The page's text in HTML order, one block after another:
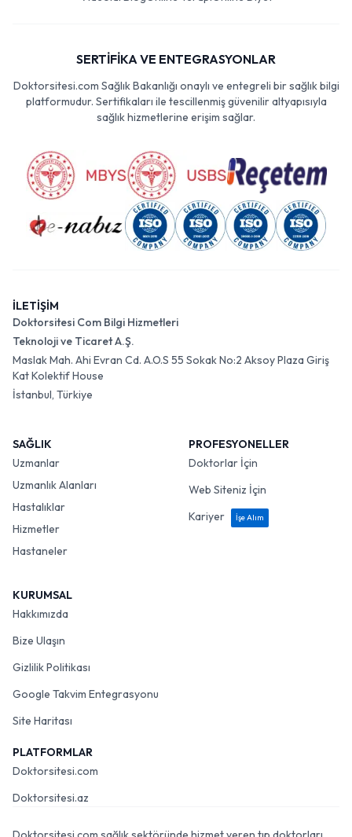
SERTİFİKA VE ENTEGRASYONLAR
Doktorsitesi.com Sağlık Bakanlığı onaylı ve entegreli bir sağlık bilgi
platformudur. Sertifikaları ile tescillenmiş güvenilir altyapısıyla
sağlık hizmetlerine erişim sağlar.
İLETİŞİM
Doktorsitesi Com Bilgi Hizmetleri
Teknoloji ve Ticaret A.Ş.
Maslak Mah. Ahi Evran Cd. A.O.S 55 Sokak No:2 Aksoy Plaza Giriş
Kat Kolektif House
İstanbul, Türkiye
SAĞLIK
Uzmanlar
Uzmanlık Alanları
Hastalıklar
Hizmetler
Hastaneler
PROFESYONELLER
Doktorlar İçin
Web Siteniz İçin
Kariyer
İşe Alım
KURUMSAL
Hakkımızda
Bize Ulaşın
Gizlilik Politikası
Google Takvim Entegrasyonu
Site Haritası
PLATFORMLAR
Doktorsitesi.com
Doktorsitesi.az